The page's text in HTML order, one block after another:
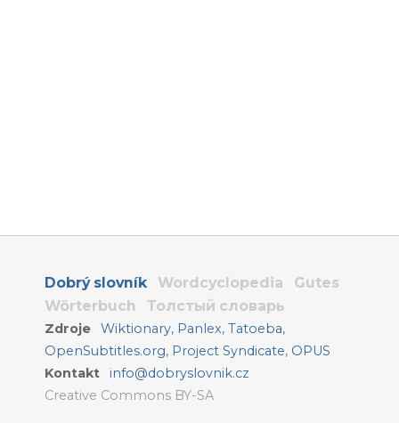
Dobrý slovník Wordcyclopedia
Gutes
Wörterbuch
Толстый словарь
Zdroje Wiktionary, Panlex,Tatoeba,
OpenSubtitles.org, Project Syndicate, OPUS
Kontakt
info@dobryslovnik.cz
Creative Commons BY-SA